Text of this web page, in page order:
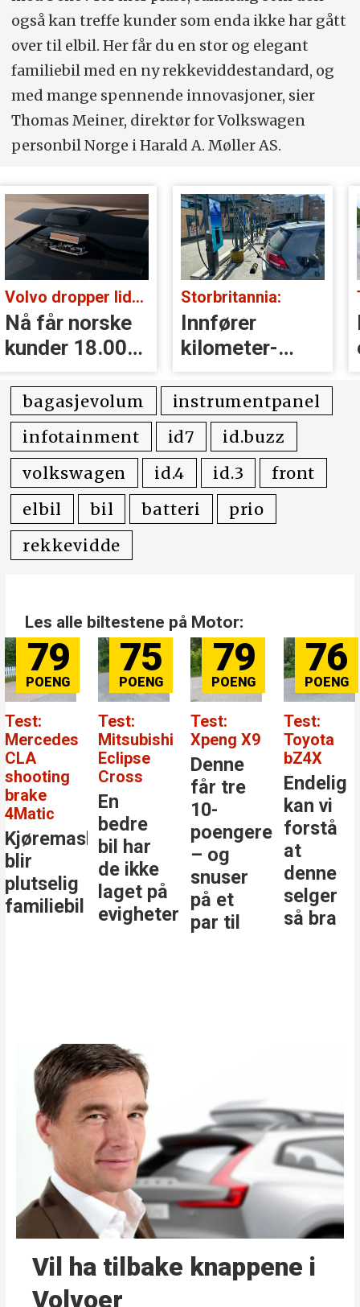
også kan treffe kunder som enda ikke har gått
over til elbil. Her får du en stor og elegant
familiebil med en ny rekkeviddestandard, og
med mange spennende innovasjoner, sier
Thomas Meiner, direktør for Volkswagen
personbil Norge i Harald A. Møller AS.
Volvo dropper lidar for godt:
Nå får norske
kunder 18.000
kr i erstatning
Storbritannia:
Innfører
kilometer­
avgift for
elbiler
bagasjevolum
instrumentpanel
infotainment
id7
id.buzz
volkswagen
id.4 id.3
front
elbil
bil batteri
prio
rekkevidde
Les alle biltestene på Motor:
79
Test:
Mercedes
CLA
shooting
brake
4Matic
Kjøremaskinen
blir
plutselig
familiebil
75
Test:
Mitsubishi
Eclipse
Cross
En
bedre
bil har
de ikke
laget på
evigheter
79
Test:
Xpeng X9
Denne
får tre
10-
poengere
– og
snuser
på et
par til
76
Test:
Toyota
bZ4X
Endelig
kan vi
forstå
at
denne
selger
så bra
Vil ha tilbake knappene i
Volvoer